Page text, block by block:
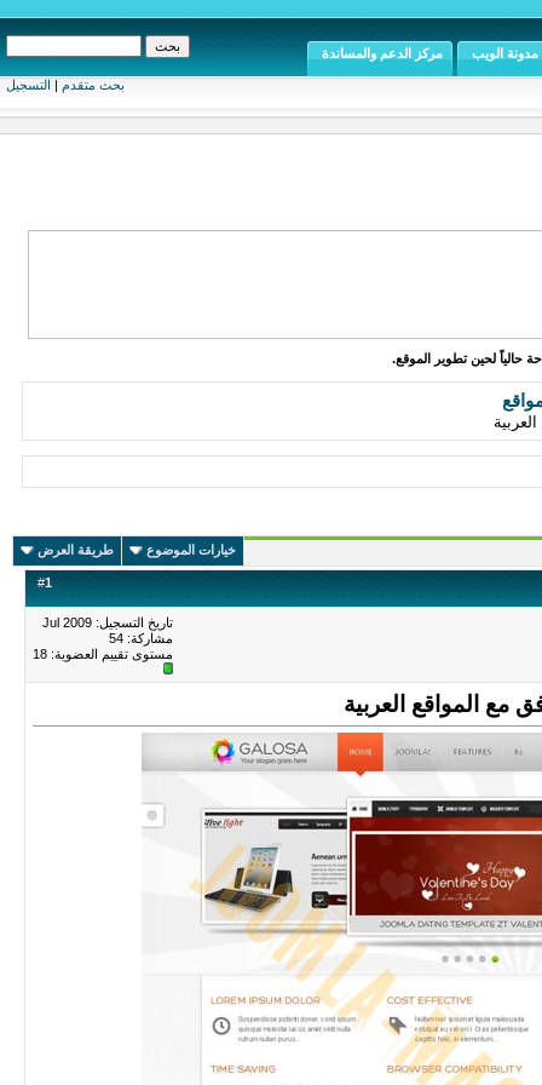
بحث متقدم | التسجيل
مدونة الويب مركز الدعم والمساندة
حالياً لحين تطوير الموقع.
خيارات الموضوع طريقة العرض
#1
تاريخ التسجيل: Jul 2009
مشاركة: 54
مستوى تقييم العضوية: 18